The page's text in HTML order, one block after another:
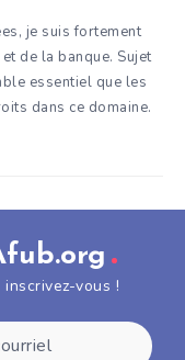
je suis fortement
de la banque. Sujet
essentiel que les
dans ce domaine.
vous !